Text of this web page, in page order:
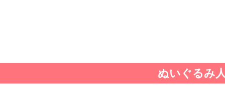
・第7回人形供養祭(平成20年11月25日)
・第5回人形供養祭(平成20年7月23日)
ぬいぐるみ